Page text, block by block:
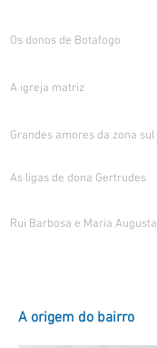
Os donos de Botafogo
A igreja matriz
Grandes amores da zona sul
As ligas de dona Gertrudes
Rui Barbosa e Maria Augusta
A origem do bairro